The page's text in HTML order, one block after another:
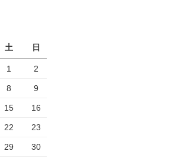
土 日
1 2
8 9
15 16
22 23
29 30